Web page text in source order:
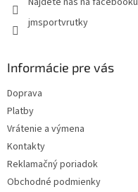
jmsportvrutky
Informácie pre vás
Doprava
Platby
Vrátenie a výmena
Kontakty
Reklamačný poriadok
Obchodné podmienky